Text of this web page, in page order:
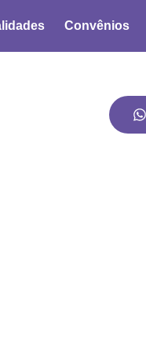
Convênios